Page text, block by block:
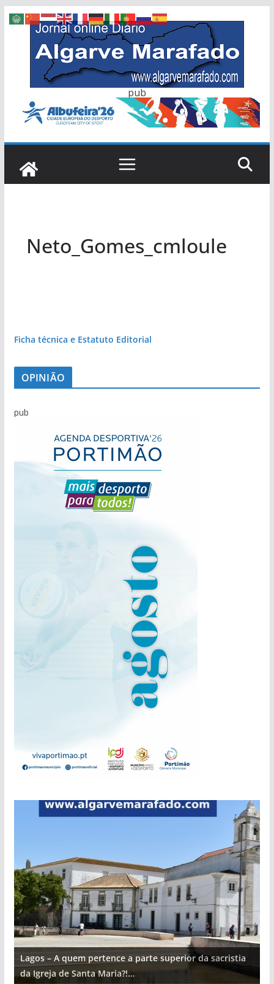
Skip
content
pub
Neto_Gomes_cmloule
Ficha técnica e Estatuto Editorial
OPINIÃO
pub
Lagos – A quem pertence a parte superior da sacristia
da Igreja de Santa Maria?!…